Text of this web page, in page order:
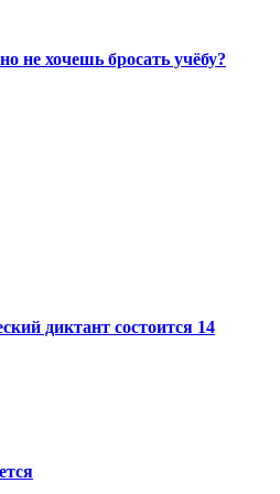
не хочешь бросать учёбу?
диктант состоится 14